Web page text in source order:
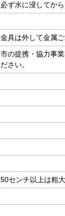
必ず水に浸してか
金具は外して金属
市の提携・協力事
ださい。
50センチ以上は粗